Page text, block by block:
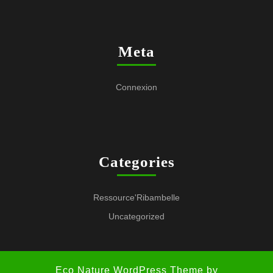
Meta
Connexion
Categories
Ressource'Ribambelle
Uncategorized
Eco Nature WordPress Theme by